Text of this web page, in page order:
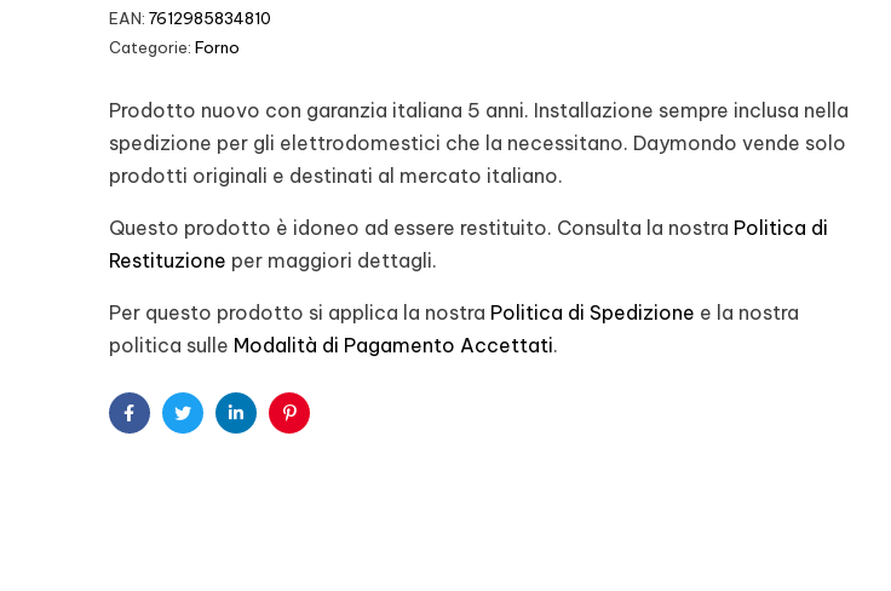
EAN: 7612985834810
Categorie: Forno
Prodotto nuovo con garanzia italiana 5 anni. Installazione sempre inclusa nella
spedizione per gli elettrodomestici che la necessitano. Daymondo vende solo
prodotti originali e destinati al mercato italiano.
Questo prodotto è idoneo ad essere restituito. Consulta la nostra Politica di
Restituzione per maggiori dettagli.
Per questo prodotto si applica la nostra Politica di Spedizione e la nostra
politica sulle Modalità di Pagamento Accettati.
FacebookTwitterLinkedinPinterest